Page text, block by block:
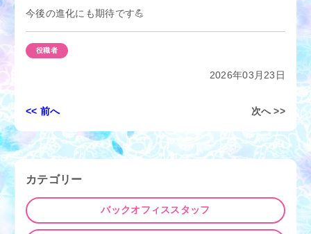
今後の進化にも期待です💪
役職者
2026年03月23日
投
ナ
ビ
ゲ
シ
ョ
<< 前へ 次へ >>
カテゴリー
バックオフィススタッフ